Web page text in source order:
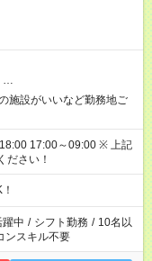
…
設がいいなど勤務地ご
17:00～09:00 ※ 上記
ださい！
中 / シフト勤務 / 10名以
ンスキル不要